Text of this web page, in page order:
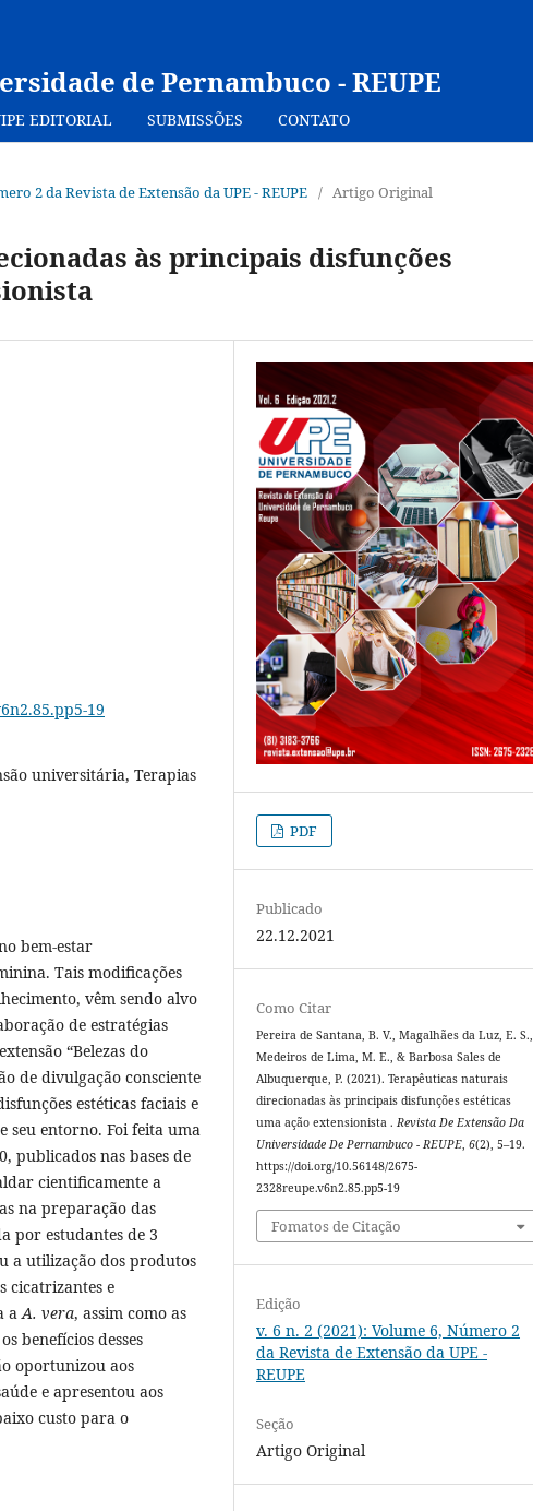
de Pernambuco - REUPE
EDITORIAL SUBMISSÕES CONTATO
2 da Revista de Extensão da UPE - REUPE / Artigo Original
às principais disfunções
19
universitária, Terapias
bem-estar
Tais modificações
vêm sendo alvo
de estratégias
“Belezas do
de divulgação consciente
estéticas faciais e
seu entorno. Foi feita uma
publicados nas bases de
cientificamente a
na preparação das
por estudantes de 3
a utilização dos produtos
cicatrizantes e
aA. vera, assim como as
benefícios desses
oportunizou aos
e apresentou aos
custo para o
PDF
Publicado
22.12.2021
Como Citar
Pereira de Santana, B. V., Magalhães da Luz, E. S.,
Medeiros de Lima, M. E., & Barbosa Sales de
Albuquerque, P. (2021). Terapêuticas naturais
direcionadas às principais disfunções estéticas
uma ação extensionista .Revista De Extensão Da
Universidade De Pernambuco - REUPE,6(2), 5–19.
https://doi.org/10.56148/2675-
2328reupe.v6n2.85.pp5-19
Fomatos de Citação
Edição
v. 6 n. 2 (2021): Volume 6, Número 2
da Revista de Extensão da UPE -
REUPE
Seção
Artigo Original